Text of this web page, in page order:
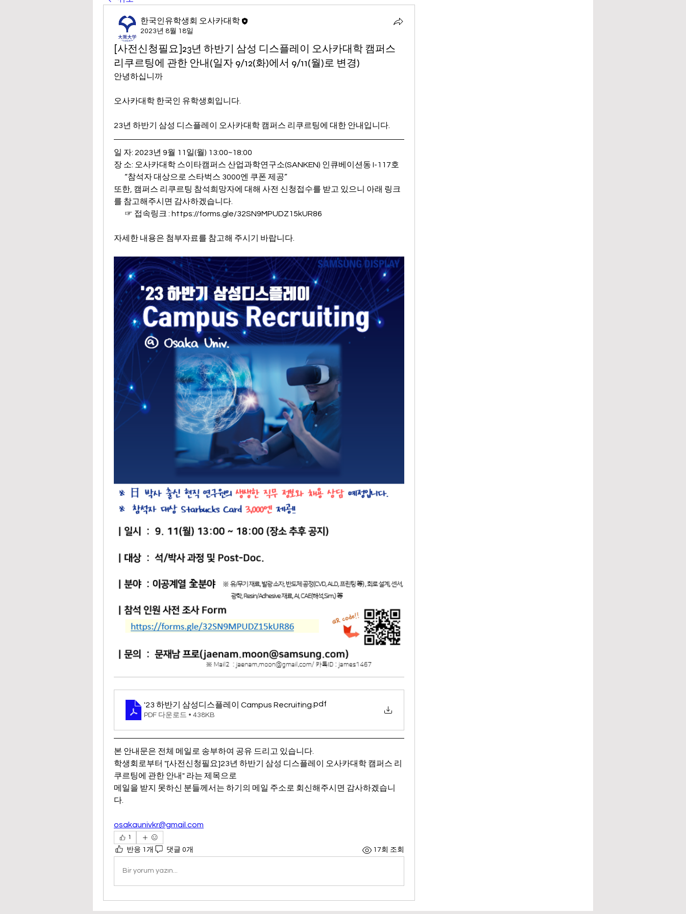
한국인유학생회 오사카대학
2023년 8월 18일
[사전신청필요]23년 하반기 삼성 디스플레이 오사카대학 캠퍼스
리쿠르팅에 관한 안내(일자 9/12(화)에서 9/11(월)로 변경)
안녕하십니까
오사카대학 한국인 유학생회입니다.
23년 하반기 삼성 디스플레이 오사카대학 캠퍼스 리쿠르팅에 대한 안내입니다.
일 자: 2023년 9월 11일(월) 13:00~18:00
장 소: 오사카대학 스이타캠퍼스 산업과학연구소(SANKEN) 인큐베이션동 I-117호
“참석자 대상으로 스타벅스 3000엔 쿠폰 제공”
또한, 캠퍼스 리쿠르팅 참석희망자에 대해 사전 신청접수를 받고 있으니 아래 링크
를 참고해주시면 감사하겠습니다.
☞ 접속링크 : https://forms.gle/32SN9MPUDZ15kUR86
자세한 내용은 첨부자료를 참고해 주시기 바랍니다.
'23 하반기 삼성디스플레이 Campus Recruiting.pdf
PDF 다운로드 • 438KB
본 안내문은 전체 메일로 송부하여 공유 드리고 있습니다.
학생회로부터 "[사전신청필요]23년 하반기 삼성 디스플레이 오사카대학 캠퍼스 리
쿠르팅에 관한 안내" 라는 제목으로
메일을 받지 못하신 분들께서는 하기의 메일 주소로 회신해주시면 감사하겠습니
다.
osakaunivkr@gmail.com
1
반응 1개 댓글 0개 17회 조회
Bir yorum yazın...